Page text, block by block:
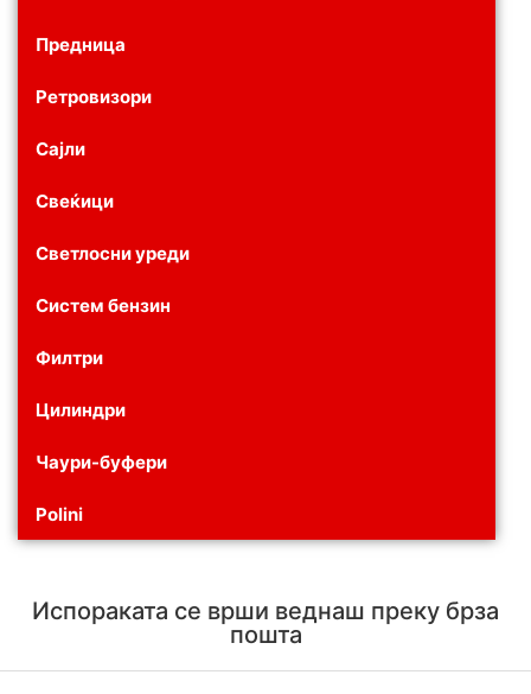
Предница
Ретровизори
Сајли
Свеќици
Светлосни уреди
Систем бензин
Филтри
Цилиндри
Чаури-буфери
Polini
Испораката се врши веднаш преку брза
пошта